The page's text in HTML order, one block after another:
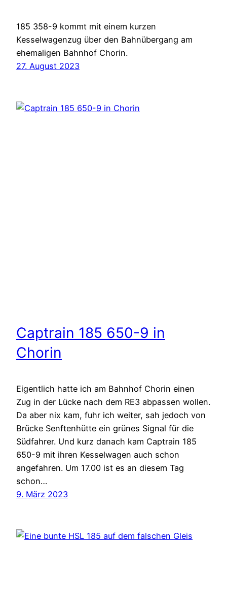
185 358-9 kommt mit einem kurzen
Kesselwagenzug über den Bahnübergang am
ehemaligen Bahnhof Chorin.
27. August 2023
Captrain 185 650-9 in
Chorin
Eigentlich hatte ich am Bahnhof Chorin einen
Zug in der Lücke nach dem RE3 abpassen wollen.
Da aber nix kam, fuhr ich weiter, sah jedoch von
Brücke Senftenhütte ein grünes Signal für die
Südfahrer. Und kurz danach kam Captrain 185
650-9 mit ihren Kesselwagen auch schon
angefahren. Um 17.00 ist es an diesem Tag
schon…
9. März 2023